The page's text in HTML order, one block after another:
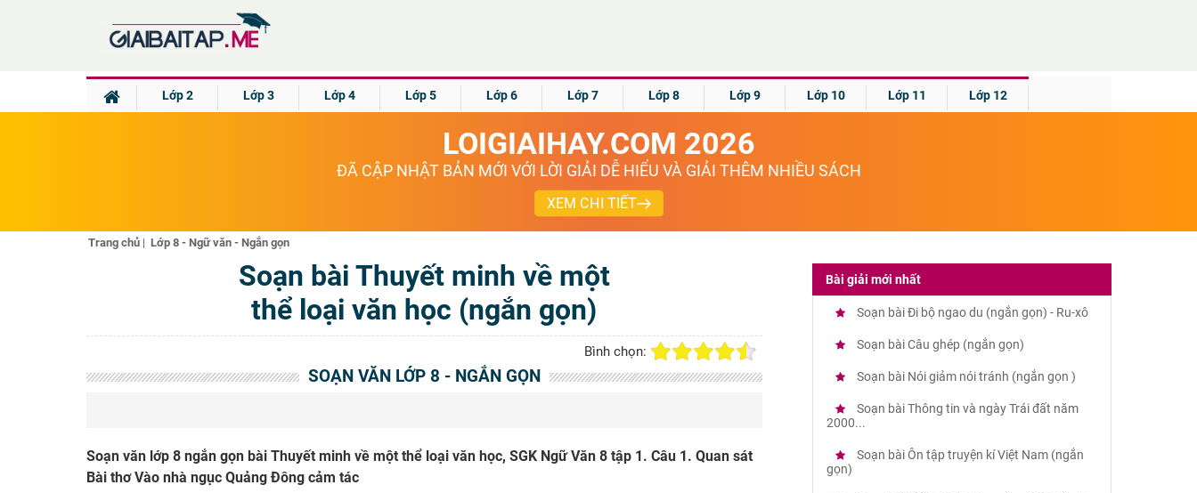
Lớp 2 Lớp 3 Lớp 4 Lớp 5 Lớp 6 Lớp 7 Lớp 8 Lớp 9 Lớp 10 Lớp 11 Lớp 12
LOIGIAIHAY.COM 2026
ĐÃ CẬP NHẬT BẢN MỚI VỚI LỜI GIẢI DỄ HIỂU VÀ GIẢI THÊM NHIỀU SÁCH
XEM CHI TIẾT
Trang chủ| Lớp 8 - Ngữ văn - Ngắn gọn
Soạn bài Thuyết minh về một
thể loại văn học (ngắn gọn)
Bình chọn:
SOẠN VĂN LỚP 8 - NGẮN GỌN
Soạn văn lớp 8 ngắn gọn bài Thuyết minh về một thể loại văn học, SGK Ngữ Văn 8 tập 1. Câu 1. Quan sát
Bài thơ Vào nhà ngục Quảng Đông cảm tác
Bài giải mới nhất
Soạn bài Đi bộ ngao du (ngắn gọn) - Ru-xô
Soạn bài Câu ghép (ngắn gọn)
Soạn bài Nói giảm nói tránh (ngắn gọn )
Soạn bài Thông tin và ngày Trái đất năm
2000...
Soạn bài Ôn tập truyện kí Việt Nam (ngắn
gọn)